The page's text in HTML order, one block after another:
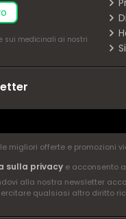
sui medicinali ai nostri
migliori offerte e promozioni
sulla privacye acconsento
alla nostra newsletter
qualsiasi altro diritto